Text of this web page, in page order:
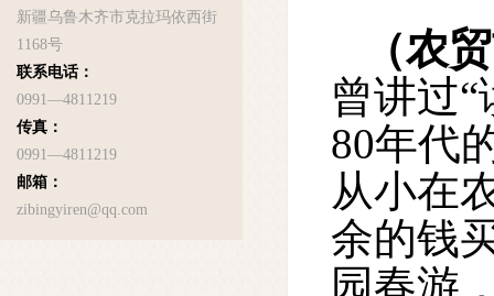
新疆乌鲁木齐市克拉玛依西街
1168号
联系电话：
0991—4811219
传真：
0991—4811219
邮箱：
zibingyiren@qq.com
（农
曾讲过
80年代
从小在
余的钱
园春游